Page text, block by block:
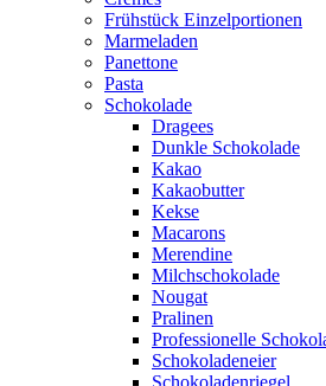
Frühstück Einzelportionen
Marmeladen
Panettone
Pasta
Schokolade
Dragees
Dunkle Schokolade
Kakao
Kakaobutter
Kekse
Macarons
Merendine
Milchschokolade
Nougat
Pralinen
Professionelle
Schokoladeneier
Schokoladenriegel